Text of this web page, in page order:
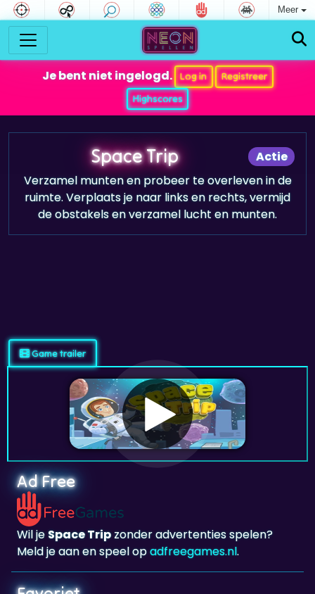
Meer
Je bent niet ingelogd. Log in
Registreer
Highscores
Actie
Space Trip
Verzamel munten en probeer te overleven in de
ruimte. Verplaats je naar links en rechts, vermijd
de obstakels en verzamel lucht en munten.
Ad Free
Wil je Space Trip
Meld je aan en speel op
Favoriet
Favoriet